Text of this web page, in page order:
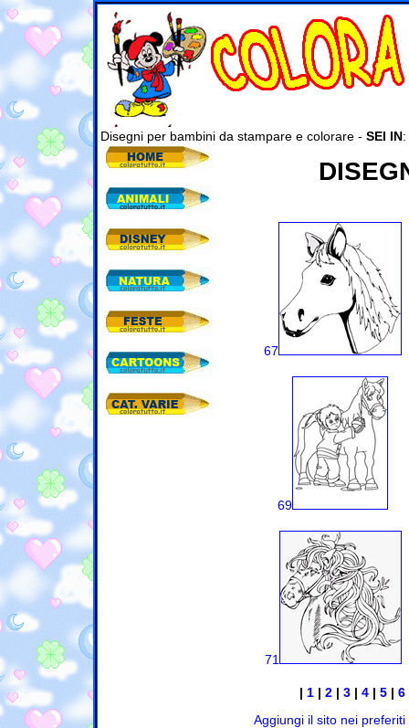
Disegni per bambini da stampare e colorare - SEI IN:
67
69
71
| 1 | 2 | 3 | 4 | 5 | 6
Aggiungi il sito nei preferiti